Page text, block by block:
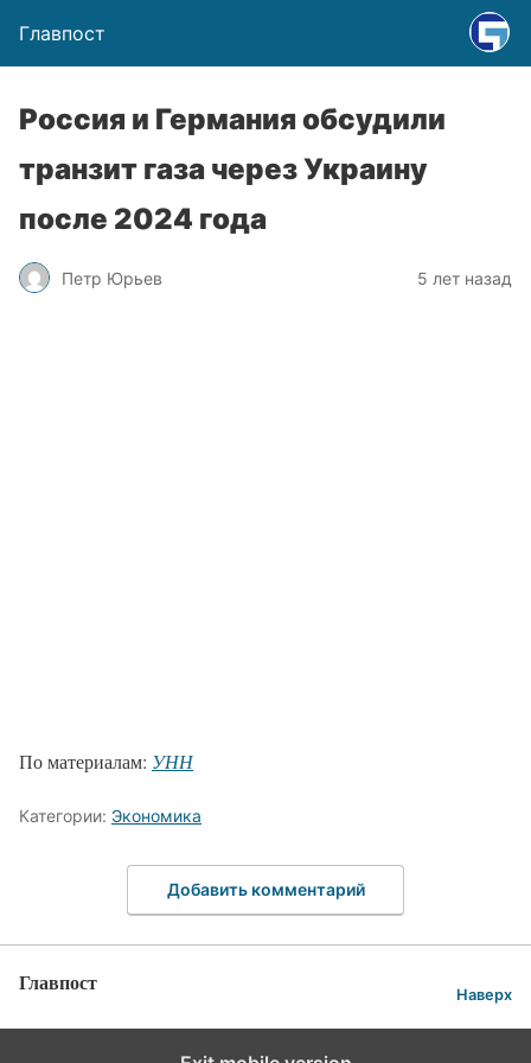
Главпост
Россия и Германия обсудили
транзит газа через Украину
после 2024 года
Петр Юрьев 5 лет назад
По материалам: УНН
Категории: Экономика
Добавить комментарий
Главпост Наверх